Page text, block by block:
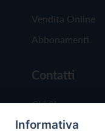
Vendita Online
Abbonamenti
Contatti
Chi Siamo
Redazione
Informativa